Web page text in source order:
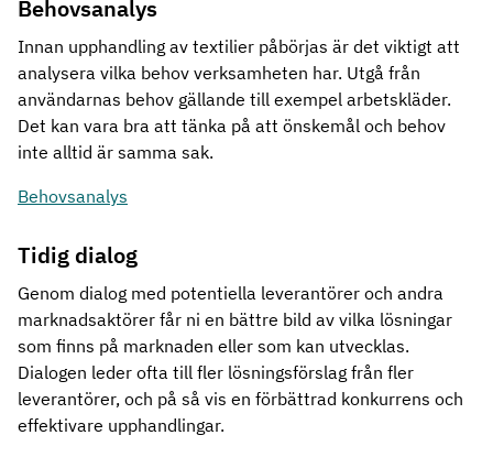
Behovsanalys
Innan upphandling av textilier påbörjas är det viktigt att
analysera vilka behov verksamheten har. Utgå från
användarnas behov gällande till exempel arbetskläder.
Det kan vara bra att tänka på att önskemål och behov
inte alltid är samma sak.
Behovsanalys
Tidig dialog
Genom dialog med potentiella leverantörer och andra
marknadsaktörer får ni en bättre bild av vilka lösningar
som finns på marknaden eller som kan utvecklas.
Dialogen leder ofta till fler lösningsförslag från fler
leverantörer, och på så vis en förbättrad konkurrens och
effektivare upphandlingar.